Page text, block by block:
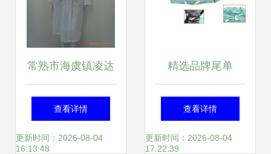
常熟市海虞镇凌达
针织服装厂——女
式睡衣产品系列
查看详情
更新时间：2026-08-04
16:13:48
精选品牌尾单
3000件精品服装批
发零售启航
查看详情
更新时间：2026-08-04
17:22:39